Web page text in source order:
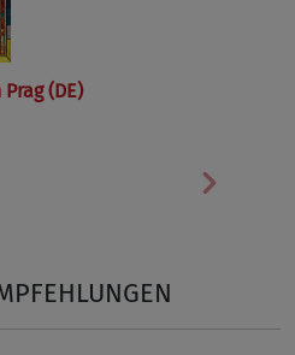
(DE)